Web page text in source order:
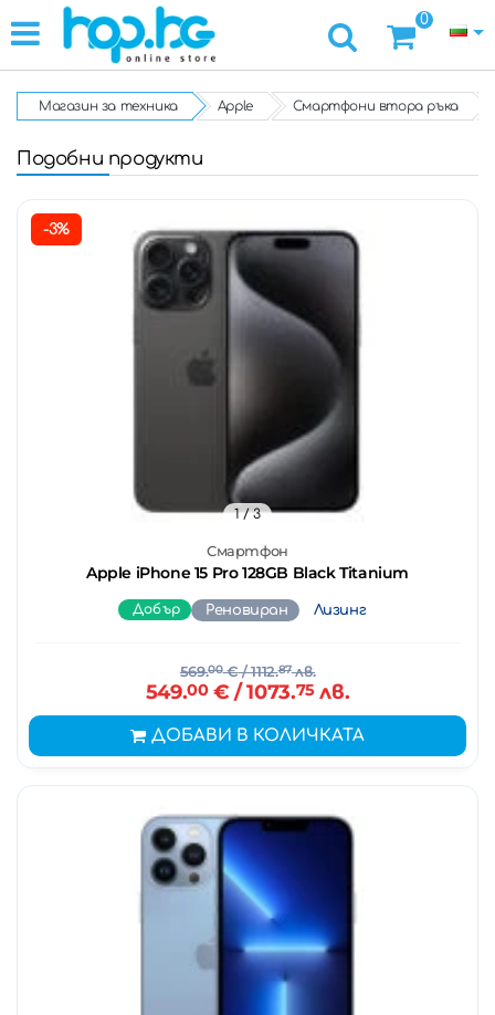
0
Магазин за техника Apple Смартфони втора ръка
Подобни продукти
-3%
Смартфон
Apple iPhone 15 Pro 128GB Black Titanium
1/ 3
Добър Реновиран Лизинг
569.00€/ 1112.87лв.
549.00€ / 1073.75лв.
ДОБАВИ В КОЛИЧКАТА